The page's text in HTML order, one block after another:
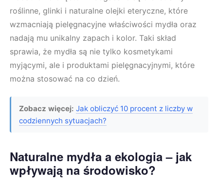
roślinne, glinki i naturalne olejki eteryczne, które
wzmacniają pielęgnacyjne właściwości mydła oraz
nadają mu unikalny zapach i kolor. Taki skład
sprawia, że mydła są nie tylko kosmetykami
myjącymi, ale i produktami pielęgnacyjnymi, które
można stosować na co dzień.
Zobacz więcej: Jak obliczyć 10 procent z liczby w
codziennych sytuacjach?
Naturalne mydła a ekologia – jak
wpływają na środowisko?